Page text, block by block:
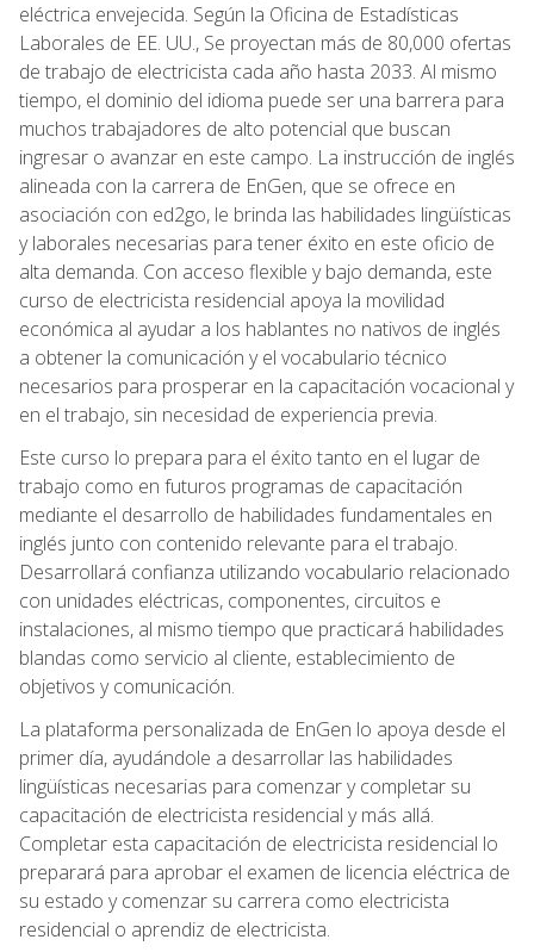
eléctrica envejecida. Según la Oficina de Estadísticas
Laborales de EE. UU., Se proyectan más de 80,000 ofertas
de trabajo de electricista cada año hasta 2033. Al mismo
tiempo, el dominio del idioma puede ser una barrera para
muchos trabajadores de alto potencial que buscan
ingresar o avanzar en este campo. La instrucción de inglés
alineada con la carrera de EnGen, que se ofrece en
asociación con ed2go, le brinda las habilidades lingüísticas
y laborales necesarias para tener éxito en este oficio de
alta demanda. Con acceso flexible y bajo demanda, este
curso de electricista residencial apoya la movilidad
económica al ayudar a los hablantes no nativos de inglés
a obtener la comunicación y el vocabulario técnico
necesarios para prosperar en la capacitación vocacional y
en el trabajo, sin necesidad de experiencia previa.
Este curso lo prepara para el éxito tanto en el lugar de
trabajo como en futuros programas de capacitación
mediante el desarrollo de habilidades fundamentales en
inglés junto con contenido relevante para el trabajo.
Desarrollará confianza utilizando vocabulario relacionado
con unidades eléctricas, componentes, circuitos e
instalaciones, al mismo tiempo que practicará habilidades
blandas como servicio al cliente, establecimiento de
objetivos y comunicación.
La plataforma personalizada de EnGen lo apoya desde el
primer día, ayudándole a desarrollar las habilidades
lingüísticas necesarias para comenzar y completar su
capacitación de electricista residencial y más allá.
Completar esta capacitación de electricista residencial lo
preparará para aprobar el examen de licencia eléctrica de
su estado y comenzar su carrera como electricista
residencial o aprendiz de electricista.